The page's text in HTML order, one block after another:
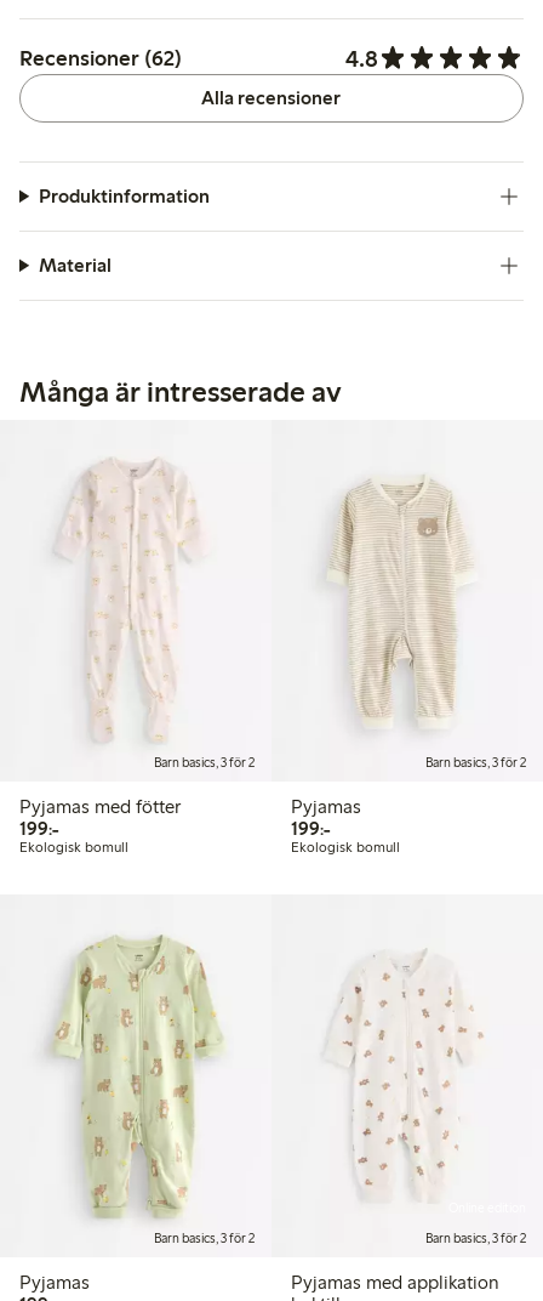
Recensioner (62) 4.8
Alla recensioner
Produktinformation
Material
Många är intresserade av
Barn basics, 3 för 2
Pyjamas med fötter
199:-199,00 kr
Ekologisk bomull
Barn basics, 3 för 2
Pyjamas
199:-199,00 kr
Ekologisk bomull
Barn basics, 3 för 2
Pyjamas
Barn basics, 3 för 2
Pyjamas med applikation